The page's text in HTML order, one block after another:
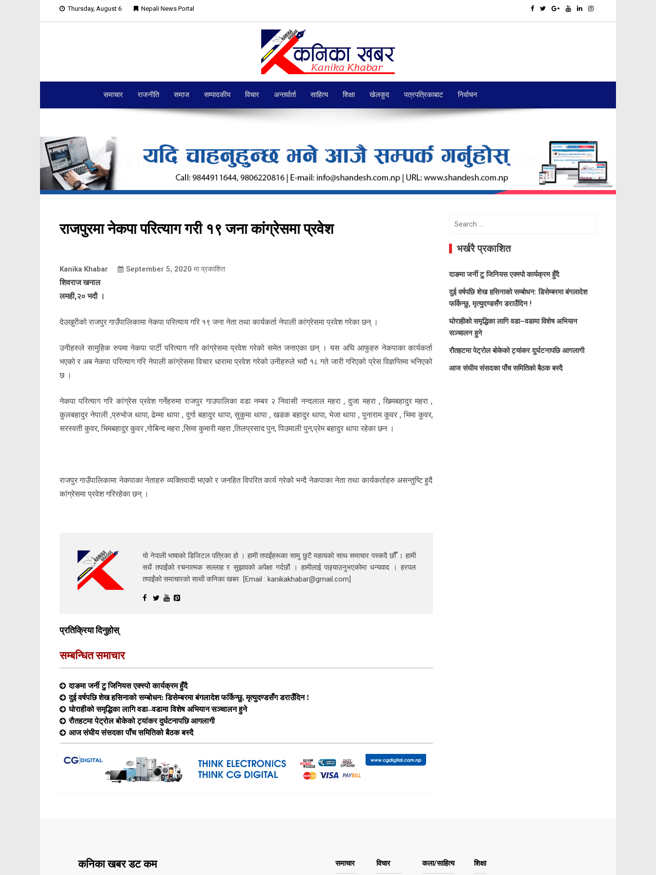
Thursday, August 6 Nepali News Portal
समाचार राजनीति समाज सम्पादकीय विचार अन्तर्वार्ता साहित्य शिक्षा खेलकुद पत्रपत्रिकाबाट निर्वाचन
राजपुरमा नेकपा परित्याग गरी १९ जना कांग्रेसमा प्रवेश
Kanika Khabar September 5, 2020 मा प्रकाशित
शिवराज खनाल
लमही,२० भदौ ।
देउखुरीको राजपुर गाउँपालिकामा नेकपा परित्याय गरि १९ जना नेता तथा कार्यकर्ता नेपाली कांग्रेसमा प्रवेश गरेका छन् ।
उनीहरुले सामुहिक रुपमा नेकपा पार्टी परित्याग गरि कांग्रेसमा प्रवेश गरेको समेत जनाएका छन् । यस अघि आफुहरु नेकपाका कार्यकर्ता
भएको र अब नेकपा परित्याग गरि नेपाली कांग्रेसमा विचार धारामा प्रवेश गरेको उनीहरुले भदौ १८ गते जारी गरिएको प्रेस विज्ञप्तिमा भनिएको
छ ।
नेकपा परित्याग गरि कांग्रेस प्रवेश गर्नेहरुमा राजपुर गाउपालिका वडा नम्बर २ निवासी नन्दलाल महरा , दुजा महरा , खिमबहादुर महरा ,
कुलबहादुर नेपाली ,प्रुभोज थापा, ढेम्मा थापा , दुर्गा बहादुर थापा, सुकुमा थापा , खडक बहादुर थापा, भेजा थापा , पुनाराम कुवर , भिमा कुवर,
सरस्वती कुवर, भिमबहादुर कुवर ,गोबिन्द महरा ,सिमा कुमारी महरा ,तिलप्रसाद पुन, पिउमाली पुन,प्रेम बहादुर थापा रहेका छन ।
राजपुर गाउँपालिकामा नेकपाका नेताहरु व्यक्तिवादी भएको र जनहित विपरित कार्य गरेको भन्दै नेकपाका नेता तथा कार्यकर्ताहरु असन्तुष्टि हुदै
कांग्रेसमा प्रवेश गरिरहेका छन् ।
यो नेपाली भाषाको डिजिटल पत्रिका हो । हामी तपाईंहरूका सामु छुटै महत्वको साथ समाचार पस्कदै छौँँ । हामी
सधैं तपाईंको रचनात्मक सल्लाह र सुझावको अपेक्षा गर्दछौं । हामीलाई पछ्याउनुभएकोमा धन्यवाद । हरपल
तपाईंको समाचारको साथी कनिका खबर [Email : kanikakhabar@gmail.com]
प्रतिक्रिया दिनुहोस्
सम्बन्धित समाचार
दाङमा जर्नी टु जिनियस एक्स्पो कार्यक्रम हुँदै
दुई वर्षपछि शेख हसिनाको सम्बोधन: डिसेम्बरमा बंगलादेश फर्किन्छु, मृत्युदण्डसँग डराउँदिन !
घोराहीको समृद्धिका लागि वडा–वडामा विशेष अभियान सञ्चालन हुने
रौतहटमा पेट्रोल बोकेको ट्यांकर दुर्घटनापछि आगलागी
आज संघीय संसदका पाँच समितिको बैठक बस्दै
Search
भर्खरै प्रकाशित
दाङमा जर्नी टु जिनियस एक्स्पो कार्यक्रम हुँदै
दुई वर्षपछि शेख हसिनाको सम्बोधन: डिसेम्बरमा बंगलादेश
फर्किन्छु, मृत्युदण्डसँग डराउँदिन !
घोराहीको समृद्धिका लागि वडा–वडामा विशेष अभियान
सञ्चालन हुने
रौतहटमा पेट्रोल बोकेको ट्यांकर दुर्घटनापछि आगलागी
आज संघीय संसदका पाँच समितिको बैठक बस्दै
कनिका खबर डट कम समाचार विचार कला/साहित्य शिक्षा